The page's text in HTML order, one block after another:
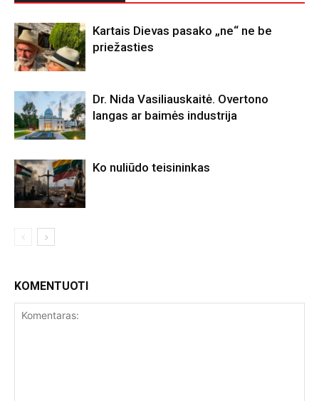
Kartais Dievas pasako „ne“ ne be
priežasties
Dr. Nida Vasiliauskaitė. Overtono
langas ar baimės industrija
Ko nuliūdo teisininkas
KOMENTUOTI